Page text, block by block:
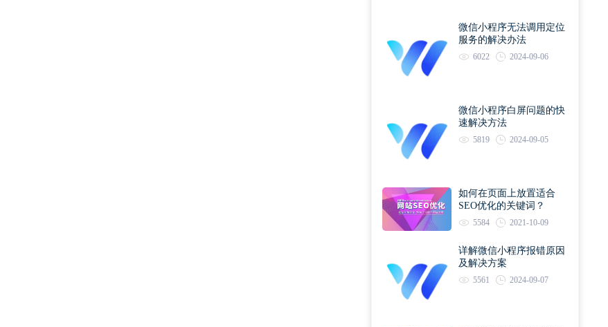
微信小程序无法调用定位
服务的解决办法
6022 2024-09-06
微信小程序白屏问题的快
速解决方法
5819 2024-09-05
如何在页面上放置适合
SEO优化的关键词？
5584 2021-10-09
详解微信小程序报错原因
及解决方案
5561 2024-09-07